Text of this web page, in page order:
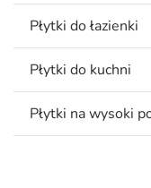
Płytki do łazienki
Płytki do kuchni
Płytki na wysoki